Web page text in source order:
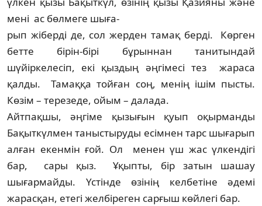
мені ас бөлмеге шыға-
р­ып жіберді де, сол жерден тамақ берді. Көр­ген
бетте бірін-бірі бұрыннан танитындай
шүйіркелесіп, екі қыздың әңгімесі тез жараса
қалды. Тамаққа тойған соң, менің ішім пысты.
Көзім – терезеде, ойым – далада.
Айтпақшы, әңгіме қызығын қуып оқырманды
Бақыткүлмен таныстыруды есімнен тарс шығарып
алған екенмін ғой. Ол менен үш жас үлкендігі
бар, сары қыз. Ұқыпты, бір затын шашау
шығармайды. Үстінде өзінің келбетіне әдемі
жарасқан, етегі желбіреген сарғыш көйлегі бар.